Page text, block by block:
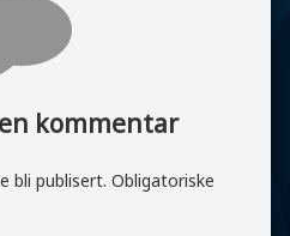
kommentar
bli publisert. Obligatoriske